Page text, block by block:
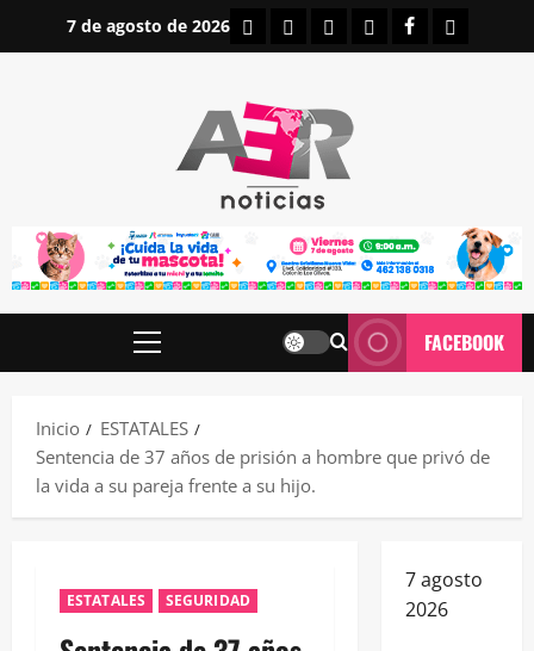
7 de agosto de 2026 INICIOIRAPUATO
ESTATALES
NACIONALES
FACEBOOK
Menú
FACEBOOK
Inicio
ESTATALES
Sentencia de 37 años de prisión a hombre que privó de
la vida a su pareja frente a su hijo.
ESTATALES SEGURIDAD
7 agosto
2026